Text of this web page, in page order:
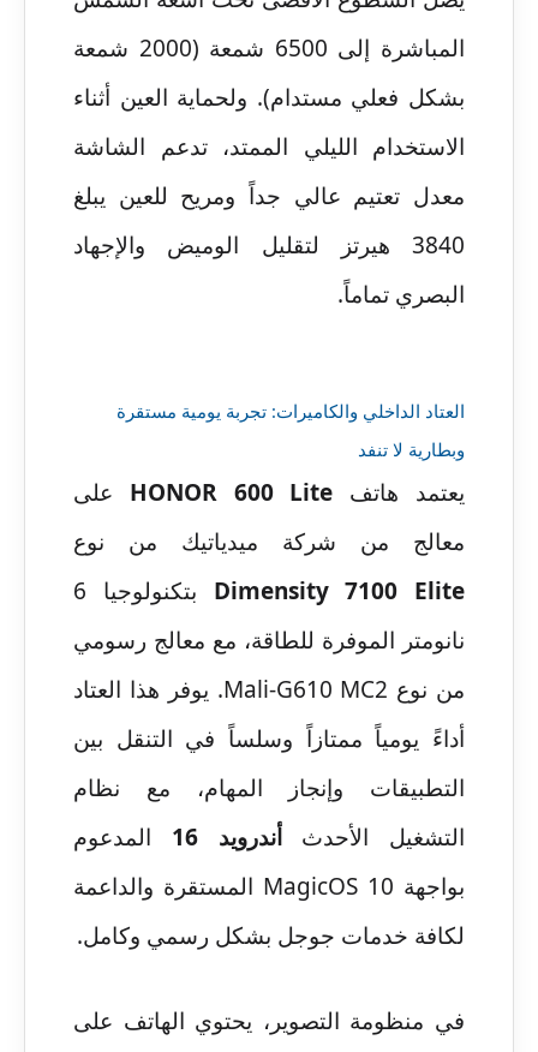
المباشرة إلى 6500 شمعة (2000 شمعة
بشكل فعلي مستدام). ولحماية العين أثناء
الاستخدام الليلي الممتد، تدعم الشاشة
معدل تعتيم عالي جداً ومريح للعين يبلغ
3840 هيرتز لتقليل الوميض والإجهاد
البصري تماماً.
العتاد الداخلي والكاميرات: تجربة يومية مستقرة
وبطارية لا تنفد
يعتمد هاتف HONOR 600 Lite على
معالج من شركة ميدياتيك من نوع
Dimensity 7100 Elite
بتكنولوجيا 6
نانومتر الموفرة للطاقة، مع معالج رسومي
من نوع Mali-G610 MC2. يوفر هذا العتاد
أداءً يومياً ممتازاً وسلساً في التنقل بين
التطبيقات وإنجاز المهام، مع نظام
التشغيل الأحدثأندرويد 16
المدعوم
بواجهة MagicOS 10 المستقرة والداعمة
لكافة خدمات جوجل بشكل رسمي وكامل.
في منظومة التصوير، يحتوي الهاتف على